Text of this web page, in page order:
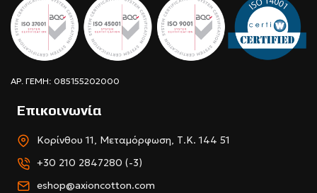
ΑΡ. ΓΕΜΗ: 085155202000
Επικοινωνία
Κορίνθου 11, Μεταμόρφωση, Τ.Κ. 144 51
+30 210 2847280 (-3)
eshop@axioncotton.com